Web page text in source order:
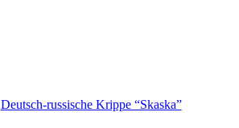
Deutsch-russische Krippe “Skaska”